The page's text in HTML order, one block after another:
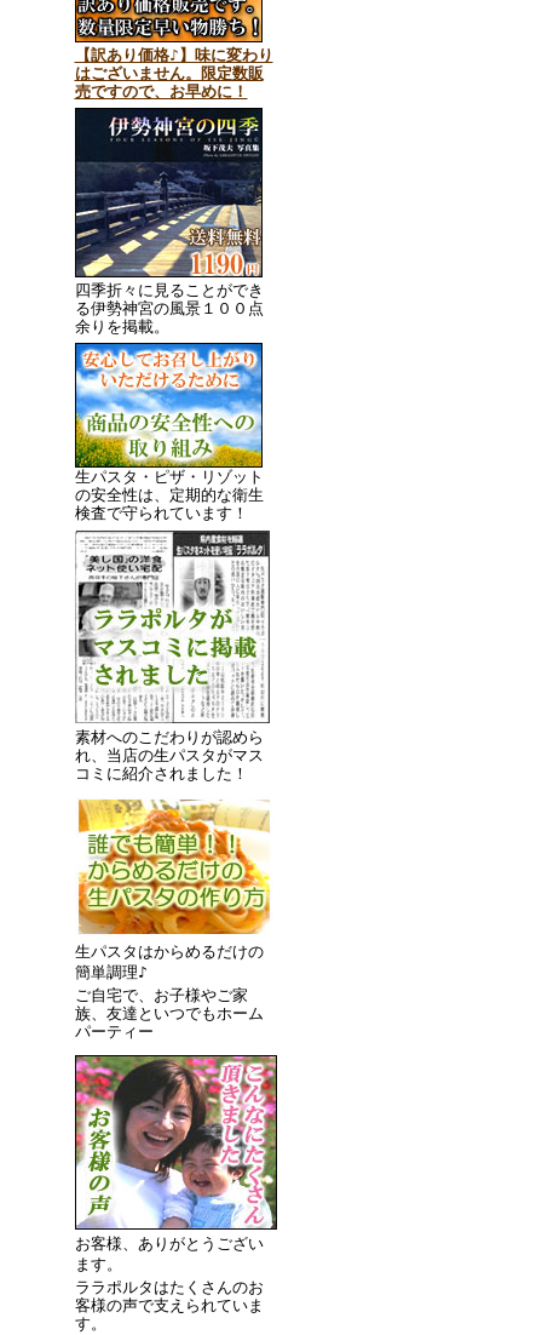
【訳あり価格♪】味に変わり
はございません。限定数販
売ですので、お早めに！
四季折々に見ることができ
る伊勢神宮の風景１００点
余りを掲載。
生パスタ・ピザ・リゾット
の安全性は、定期的な衛生
検査で守られています！
素材へのこだわりが認めら
れ、当店の生パスタがマス
コミに紹介されました！
生パスタはからめるだけの
簡単調理♪
ご自宅で、お子様やご家
族、友達といつでもホーム
パーティー
お客様、ありがとうござい
ます。
ララポルタはたくさんのお
客様の声で支えられていま
す。